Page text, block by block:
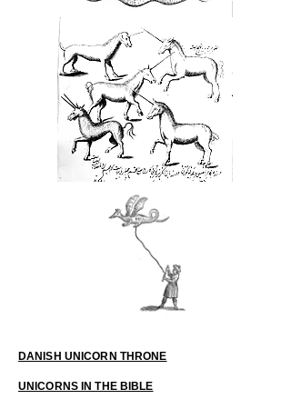
DANISH UNICORN THRONE
UNICORNS IN THE BIBLE